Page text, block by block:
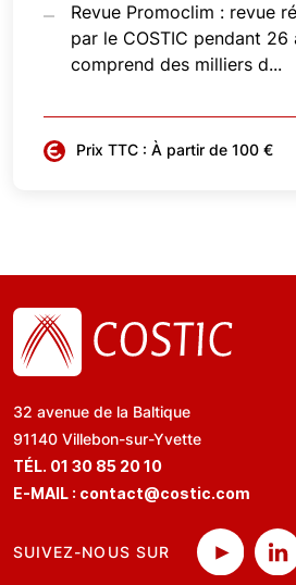
Revue Promoclim : revue
par le COSTIC pendant 26
comprend des milliers d...
Prix TTC : À partir de 100 €
32 avenue de la Baltique
91140 Villebon-sur-Yvette
TÉL. 01 30 85 20 10
E-MAIL : contact@costic.com
SUIVEZ-NOUS SUR